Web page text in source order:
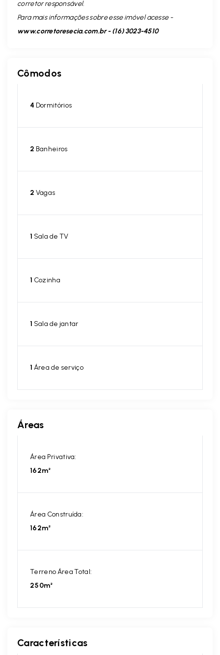
corretor responsável.
Para mais informações sobre esse imóvel acesse -
www.corretoresecia.com.br - (16) 3023-4510
Cômodos
4 Dormitórios
2 Banheiros
2 Vagas
1 Sala de TV
1 Cozinha
1 Sala de jantar
1 Área de serviço
Áreas
Área Privativa:
162m²
Área Construída:
162m²
Terreno Área Total:
250m²
Características